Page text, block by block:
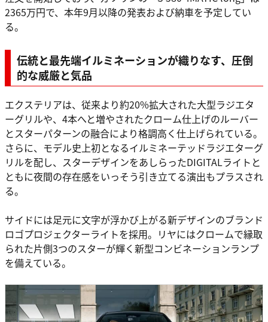
2365万円で、本年9月以降の発表および納車を予定してい
る。
伝統と最先端イルミネーションが織りなす、圧倒
的な威厳と気品
エクステリアは、従来より約20%拡大された大型ラジエタ
ーグリルや、4本へと増やされたクローム仕上げのルーバー
とスターパターンの融合により格調高く仕上げられている。
さらに、モデル史上初となるイルミネーテッドラジエターグ
リルを配し、スターデザインをあしらったDIGITALライトと
ともに夜間の存在感をいっそう引き立てる演出もプラスされ
る。
サイドには足元に文字が浮かび上がる新デザインのブランド
ロゴプロジェクターライトを採用。リヤにはクロームで縁取
られた片側3つのスターが輝く新型コンビネーションランプ
を備えている。